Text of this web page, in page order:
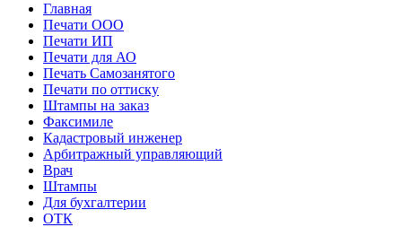
Главная
Печати ООО
Печати ИП
Печати для АО
Печать Самозанятого
Печати по оттиску
Штампы на заказ
Факсимиле
Кадастровый инженер
Арбитражный управляющий
Врач
Штампы
Для бухгалтерии
ОТК